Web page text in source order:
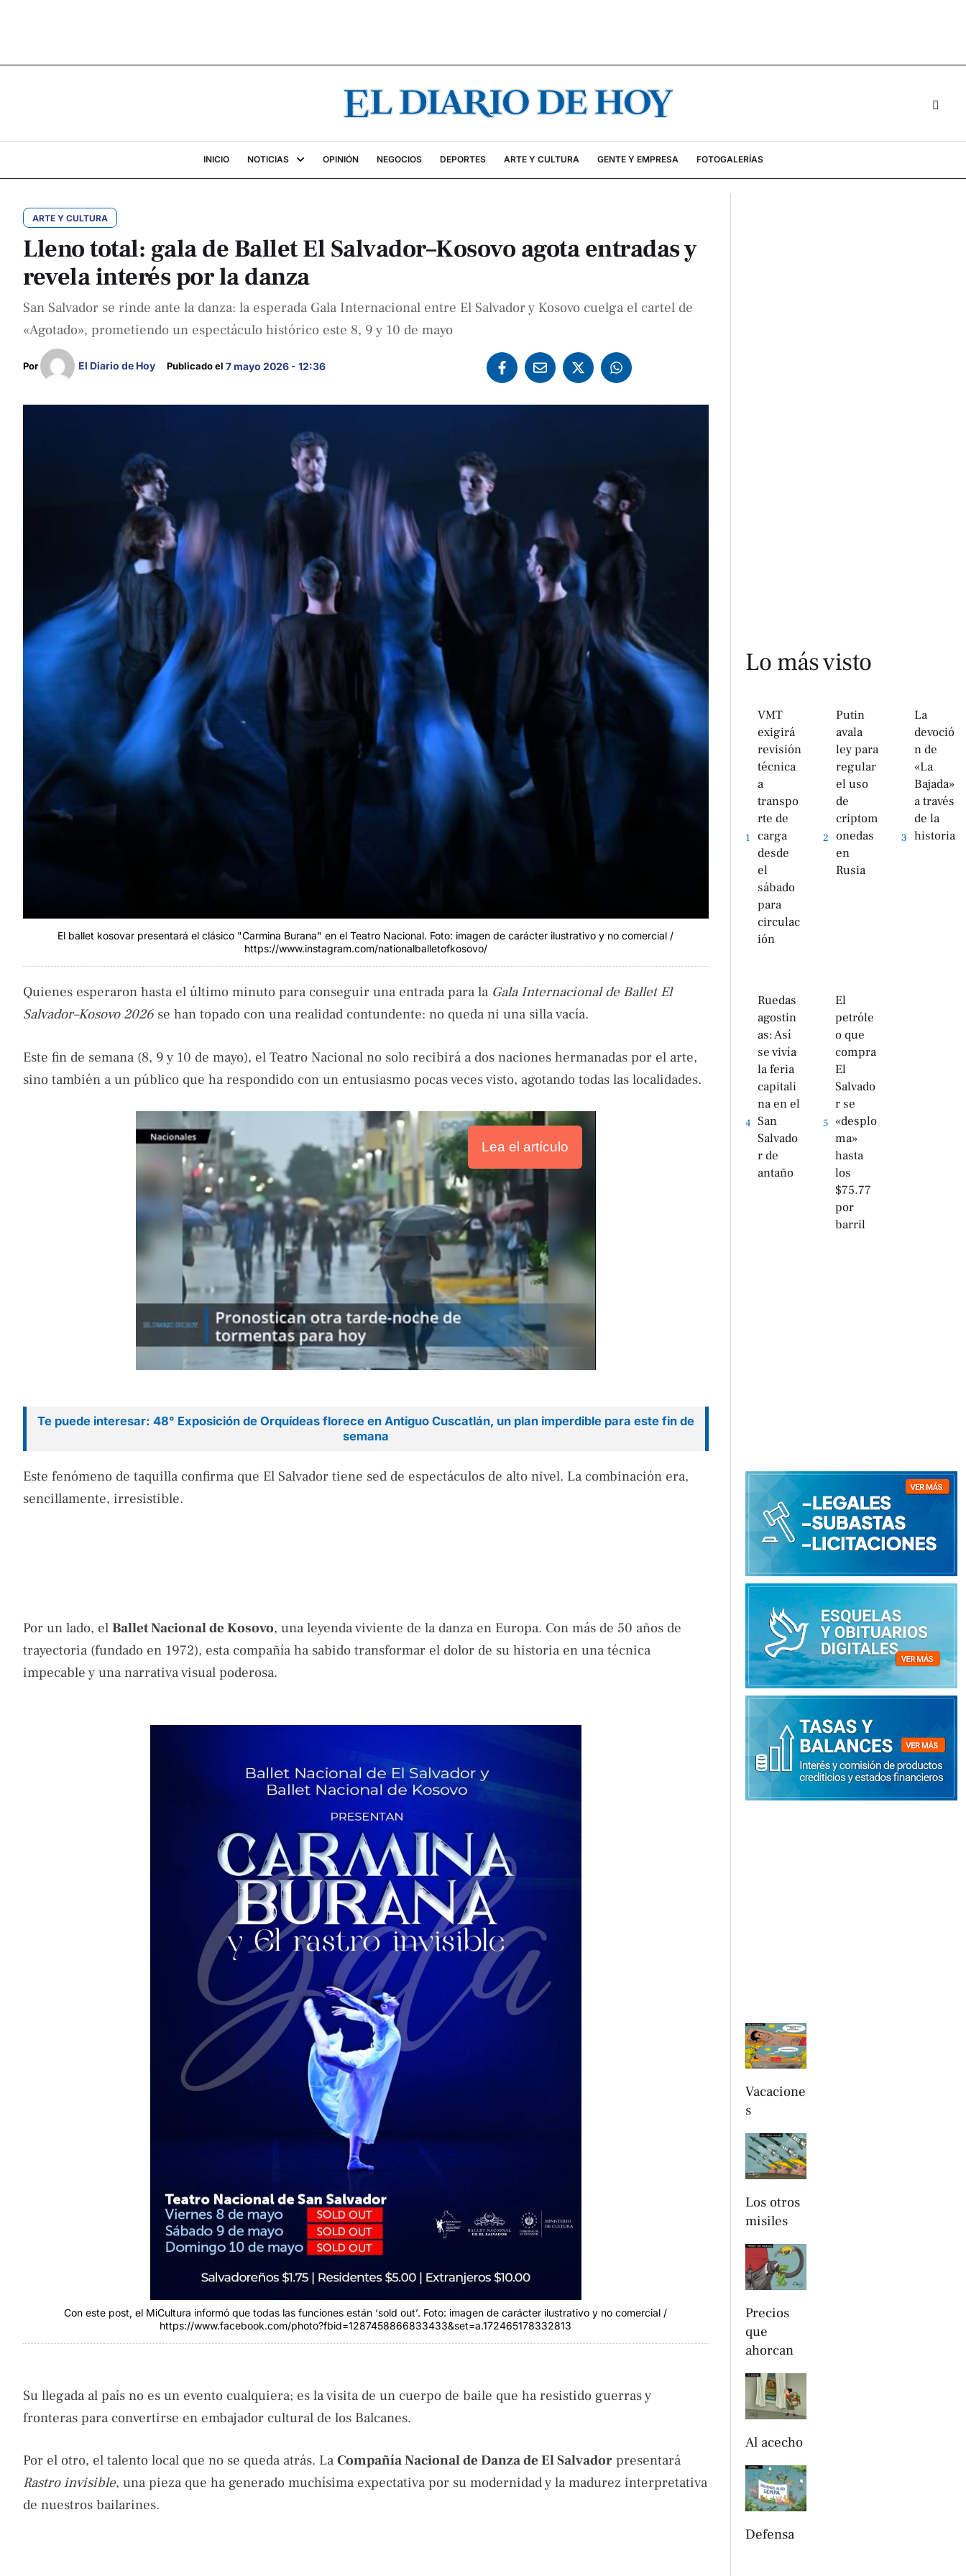
INICIO NOTICIAS OPINIÓN NEGOCIOS DEPORTES ARTE Y CULTURA GENTE Y EMPRESA FOTOGALERÍAS
ARTE Y CULTURA
Lleno total: gala de Ballet El Salvador–Kosovo agota entradas y
revela interés por la danza
San Salvador se rinde ante la danza: la esperada Gala Internacional entre El Salvador y Kosovo cuelga el cartel de
«Agotado», prometiendo un espectáculo histórico este 8, 9 y 10 de mayo
Por El Diario de Hoy Publicado el 7 mayo 2026 - 12:36
El ballet kosovar presentará el clásico "Carmina Burana" en el Teatro Nacional. Foto: imagen de carácter ilustrativo y no comercial /
https://www.instagram.com/nationalballetofkosovo/
Quienes esperaron hasta el último minuto para conseguir una entrada para la Gala Internacional de Ballet El
Salvador–Kosovo 2026se han topado con una realidad contundente: no queda ni una silla vacía.
Este fin de semana (8, 9 y 10 de mayo), el Teatro Nacional no solo recibirá a dos naciones hermanadas por el arte,
sino también a un público que ha respondido con un entusiasmo pocas veces visto, agotando todas las localidades.
Lea el artículo
Te puede interesar: 48° Exposición de Orquídeas florece en Antiguo Cuscatlán, un plan imperdible para este fin de
semana
Este fenómeno de taquilla confirma que El Salvador tiene sed de espectáculos de alto nivel. La combinación era,
sencillamente, irresistible.
Por un lado, el Ballet Nacional de Kosovo, una leyenda viviente de la danza en Europa. Con más de 50 años de
trayectoria (fundado en 1972), esta compañía ha sabido transformar el dolor de su historia en una técnica
impecable y una narrativa visual poderosa.
Con este post, el MiCultura informó que todas las funciones están ‘sold out’. Foto: imagen de carácter ilustrativo y no comercial /
https://www.facebook.com/photo?fbid=1287458866833433&set=a.172465178332813
Su llegada al país no es un evento cualquiera; es la visita de un cuerpo de baile que ha resistido guerras y
fronteras para convertirse en embajador cultural de los Balcanes.
Por el otro, el talento local que no se queda atrás. La Compañía Nacional de Danza de El Salvador presentará
Rastro invisible, una pieza que ha generado muchísima expectativa por su modernidad y la madurez interpretativa
de nuestros bailarines.
Lo más visto
1
VMT
exigirá
revisión
técnica
a
transpo
rte de
carga
desde
el
sábado
para
circulac
ión
2
Putin
avala
ley para
regular
el uso
de
criptom
onedas
en
Rusia
3
La
devoció
n de
«La
Bajada»
a través
de la
historia
4
Ruedas
agostin
as: Así
se vivía
la feria
capitali
na en el
San
Salvado
r de
antaño
5
El
petróle
o que
compra
El
Salvado
r se
«desplo
ma»
hasta
los
$75.77
por
barril
Vacacione
s
Los otros
misiles
Precios
que
ahorcan
Al acecho
Defensa